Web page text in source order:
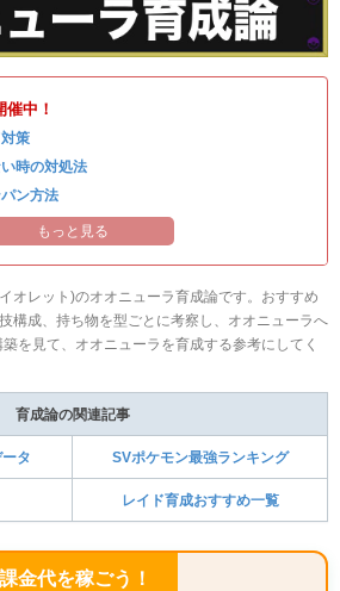
中！
策
時の対処法
ン方法
力なポケモンが登場！
もっと見る
オレット)のオオニューラ育成論です。おすすめ
構成、持ち物を型ごとに考察し、オオニューラへ
を見て、オオニューラを育成する参考にしてく
育成論の関連記事
タ SVポケモン最強ランキング
レイド育成おすすめ一覧
金代を稼ごう！